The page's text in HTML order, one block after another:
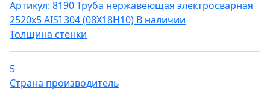
Артикул: 8190Труба нержавеющая электросварная
2520х5 AISI 304 (08Х18Н10) В наличии
Толщина стенки
5
Страна производитель